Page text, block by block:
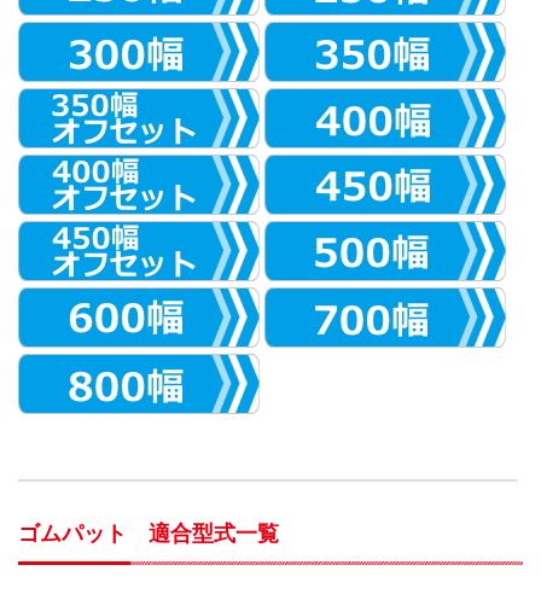
ゴムパット 適合型式一覧